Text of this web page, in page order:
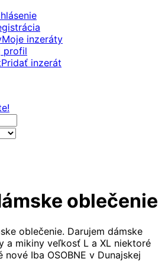
Moje inzeráty
profil
Pridať inzerát
oblečenie